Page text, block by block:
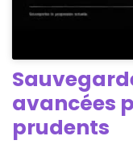
avancées
prudents